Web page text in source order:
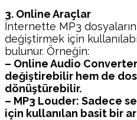
3. Online Araçlar
İnternette MP3
değiştirmek için
bulunur. Örneğin:
– Online Audio
değiştirebilir hem de
dönüştürebilir.
– MP3 Louder: Sadece
için kullanılan basit bir